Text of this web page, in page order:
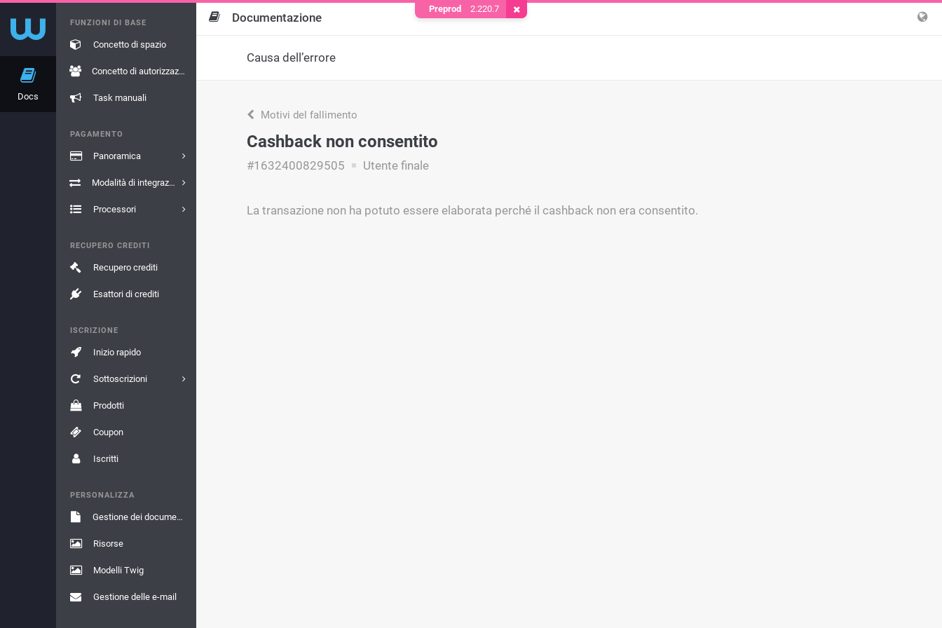
Docs
FUNZIONI DI BASE
Concetto di spazio
Concetto di autorizzazione
Task manuali
PAGAMENTO
Panoramica
Modalità di integrazione
Processori
RECUPERO CREDITI
Recupero crediti
Esattori di crediti
ISCRIZIONE
Inizio rapido
Sottoscrizioni
Prodotti
Coupon
Iscritti
PERSONALIZZA
Gestione dei documenti
Risorse
Modelli Twig
Gestione delle e-mail
Documentazione
Causa dell’errore
Motivi del fallimento
Cashback non consentito
#1632400829505 Utente finale
La transazione non ha potuto essere elaborata perché il cashback non era consentito.
Preprod 2.220.7 Rimuovere il cookie